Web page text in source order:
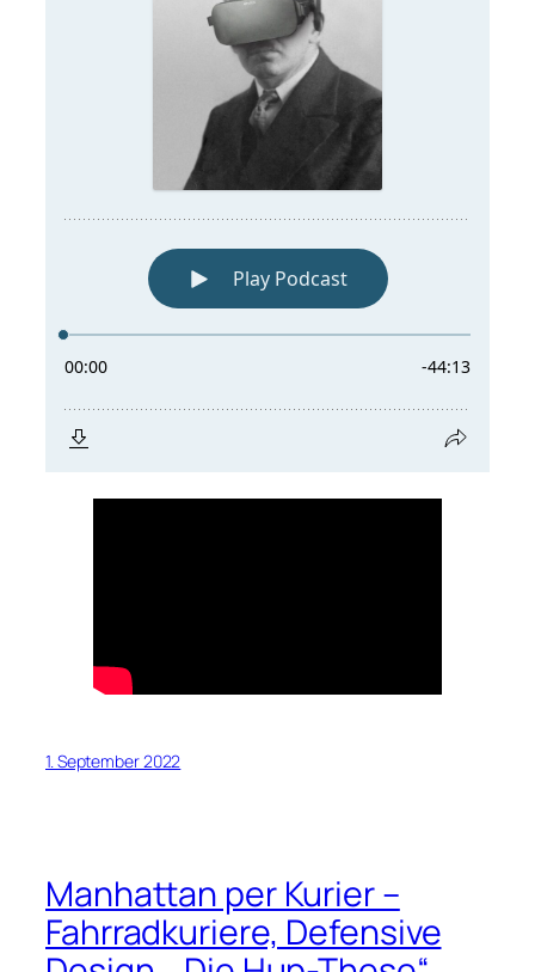
1. September 2022
Manhattan per Kurier –
Fahrradkuriere, Defensive